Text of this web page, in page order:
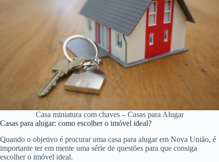
Casa miniatura com chaves – Casas para Alugar
Casas para alugar: como escolher o imóvel ideal?
Quando o objetivo é procurar uma casa para alugar em Nova União, é
importante ter em mente uma série de questões para que consiga
escolher o imóvel ideal.